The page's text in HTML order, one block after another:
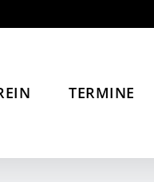
TERMINE